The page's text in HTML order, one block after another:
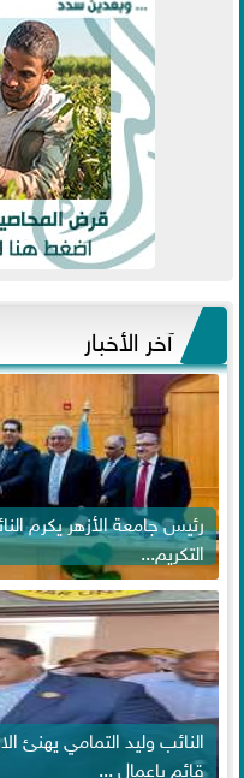
آخر الأخبار
رئيس جامعة الأزهر يكرم
التكريم...
النائب وليد التمامي يهنئ
قائم باعمال ...